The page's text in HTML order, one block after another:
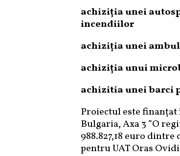
achiziția unei
incendiilor
achiziția unei
achiziția unui
achizitia unei barci
Proiectul este
Bulgaria, Axa 3 ”O
988.827,18 euro
pentru UAT Oras